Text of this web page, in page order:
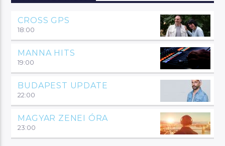
CROSS GPS
18:00
MANNA HITS
19:00
BUDAPEST UPDATE
22:00
MAGYAR ZENEI ÓRA
23:00